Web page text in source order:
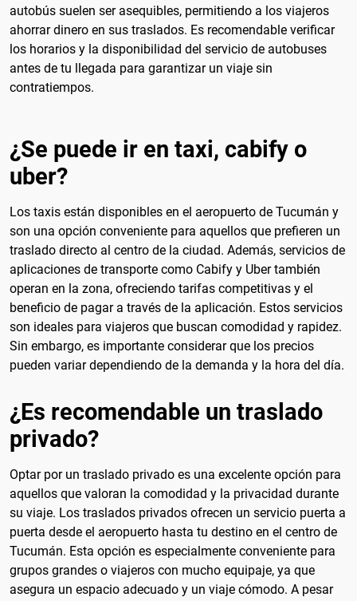
autobús suelen ser asequibles, permitiendo a los viajeros
ahorrar dinero en sus traslados. Es recomendable verificar
los horarios y la disponibilidad del servicio de autobuses
antes de tu llegada para garantizar un viaje sin
contratiempos.
¿Se puede ir en taxi, cabify o
uber?
Los taxis están disponibles en el aeropuerto de Tucumán y
son una opción conveniente para aquellos que prefieren un
traslado directo al centro de la ciudad. Además, servicios de
aplicaciones de transporte como Cabify y Uber también
operan en la zona, ofreciendo tarifas competitivas y el
beneficio de pagar a través de la aplicación. Estos servicios
son ideales para viajeros que buscan comodidad y rapidez.
Sin embargo, es importante considerar que los precios
pueden variar dependiendo de la demanda y la hora del día.
¿Es recomendable un traslado
privado?
Optar por un traslado privado es una excelente opción para
aquellos que valoran la comodidad y la privacidad durante
su viaje. Los traslados privados ofrecen un servicio puerta a
puerta desde el aeropuerto hasta tu destino en el centro de
Tucumán. Esta opción es especialmente conveniente para
grupos grandes o viajeros con mucho equipaje, ya que
asegura un espacio adecuado y un viaje cómodo. A pesar